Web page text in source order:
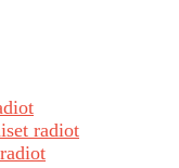
radiot